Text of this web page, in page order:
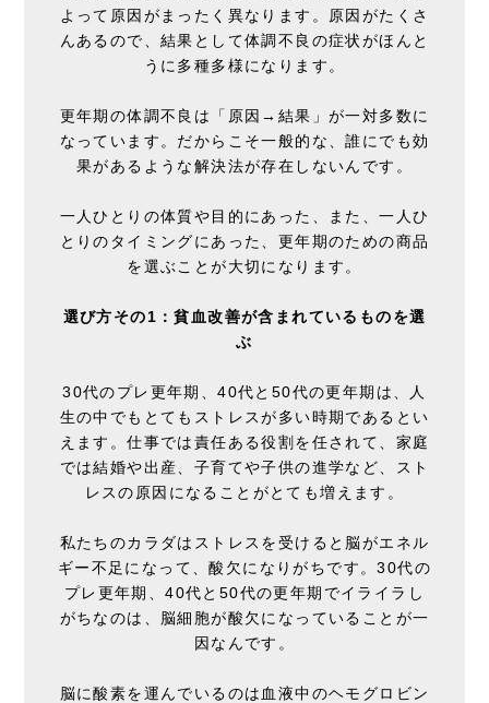
よって原因がまったく異なります。原因がたくさ
んあるので、結果として体調不良の症状がほんと
うに多種多様になります。
更年期の体調不良は「原因→結果」が一対多数に
なっています。だからこそ一般的な、誰にでも効
果があるような解決法が存在しないんです。
一人ひとりの体質や目的にあった、また、一人ひ
とりのタイミングにあった、更年期のための商品
を選ぶことが大切になります。
選び方その1：貧血改善が含まれているものを選
ぶ
30代のプレ更年期、40代と50代の更年期は、人
生の中でもとてもストレスが多い時期であるとい
えます。仕事では責任ある役割を任されて、家庭
では結婚や出産、子育てや子供の進学など、スト
レスの原因になることがとても増えます。
私たちのカラダはストレスを受けると脳がエネル
ギー不足になって、酸欠になりがちです。30代の
プレ更年期、40代と50代の更年期でイライラし
がちなのは、脳細胞が酸欠になっていることが一
因なんです。
脳に酸素を運んでいるのは血液中のヘモグロビン